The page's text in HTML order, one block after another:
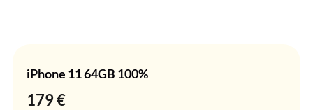
iPhone 11 64GB 100%
179€